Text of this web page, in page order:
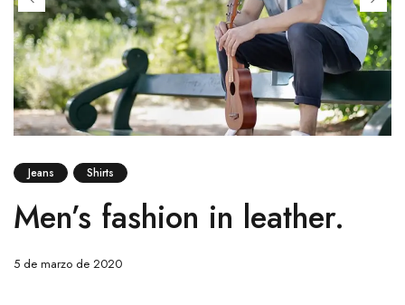
Jeans Shirts
Men’s fashion in leather.
5 de marzo de 2020